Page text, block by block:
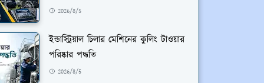
2026/8/5
ইন্ডাস্ট্রিয়াল চিলার মেশিনের কুলিং টাওয়ার
পরিষ্কার পদ্ধতি
2026/8/5